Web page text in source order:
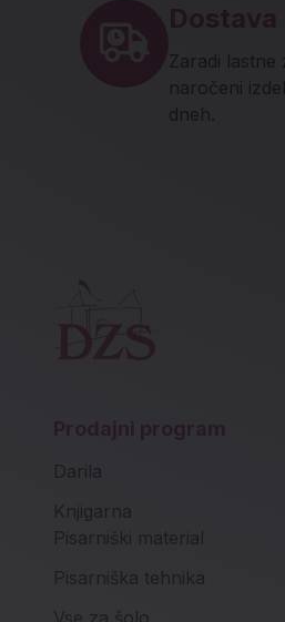
Dostava
Zaradi lastne
naročeni
dneh.
Prodajni program
Darila
Knjigarna
Pisarniški material
Pisarniška tehnika
Vse za šolo